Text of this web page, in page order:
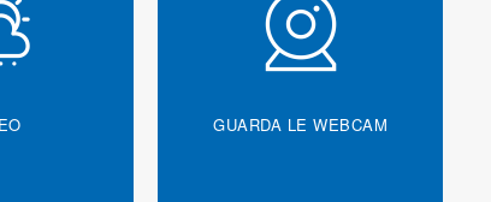
GUARDA LE WEBCAM